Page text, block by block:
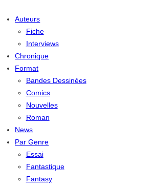
Auteurs
Fiche
Interviews
Chronique
Format
Bandes Dessinées
Comics
Nouvelles
Roman
News
Par Genre
Essai
Fantastique
Fantasy